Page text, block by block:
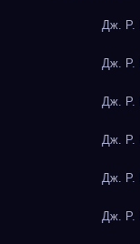
Дж. Р.
Дж. Р.
Дж. Р.
Дж. Р.
Дж. Р.
Дж. Р.